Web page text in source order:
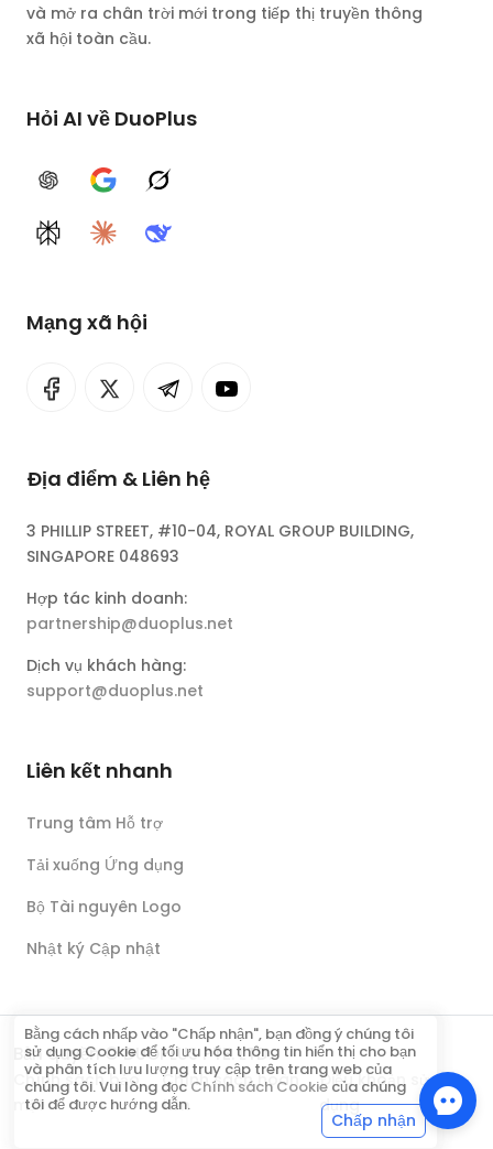
và mở ra chân trời mới trong tiếp thị truyền thông
xã hội toàn cầu.
Hỏi AI về DuoPlus
ChatGPTGoogle AIGrok
PerplexityClaudeDeepSeek
Mạng xã hội
Địa điểm & Liên hệ
3 PHILLIP STREET, #10-04, ROYAL GROUP BUILDING,
SINGAPORE 048693
Hợp tác kinh doanh:
partnership@duoplus.net
Dịch vụ khách hàng:
support@duoplus.net
Liên kết nhanh
Trung tâm Hỗ trợ
Tải xuống Ứng dụng
Bộ Tài nguyên Logo
Nhật ký Cập nhật
Bản quyền © DUOPLUS PTE. LTD.
Chính sách bảo
mật
Chính sách hoàn
tiền
Điều khoản sử
dụng
Bằng cách nhấp vào "Chấp nhận", bạn đồng ý chúng tôi
sử dụng Cookie để tối ưu hóa thông tin hiển thị cho bạn
và phân tích lưu lượng truy cập trên trang web của
chúng tôi. Vui lòng đọc Chính sách Cookie của chúng
tôi để được hướng dẫn.
Chấp nhận